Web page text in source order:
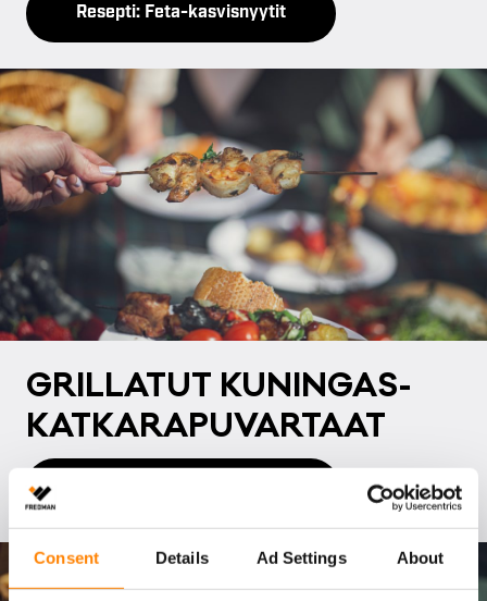
Consent Details Ad Settings About
Resepti: Feta-kasvisnyytit
GRIL­LA­TUT KU­NIN­GAS-
KAT­KA­RA­PU­VAR­TAAT